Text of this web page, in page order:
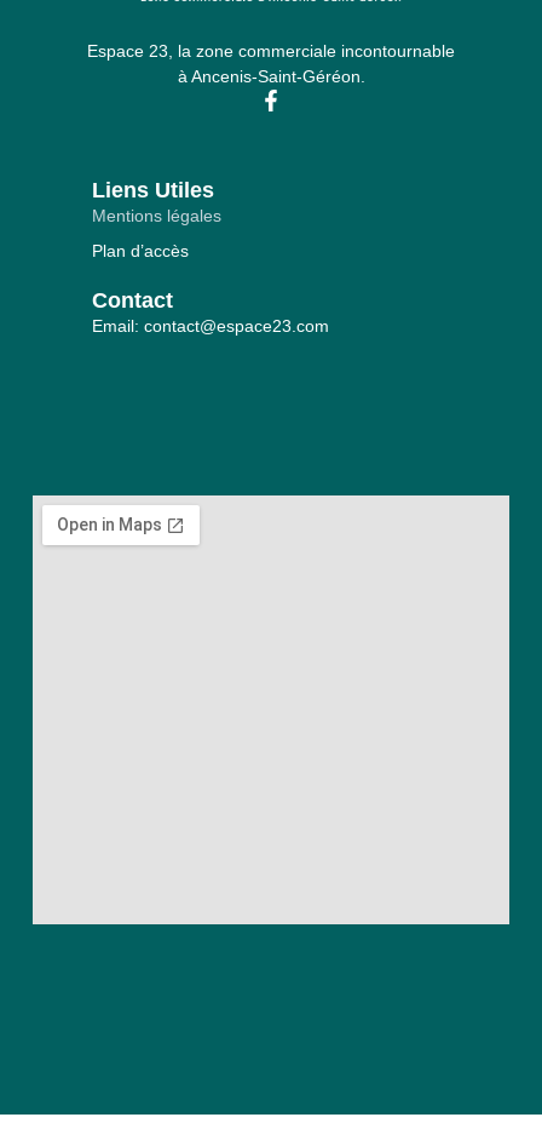
Espace 23, la zone commerciale incontournable
à Ancenis-Saint-Géréon.
Liens Utiles
Mentions légales
Plan d’accès
Contact
Email: contact@espace23.com